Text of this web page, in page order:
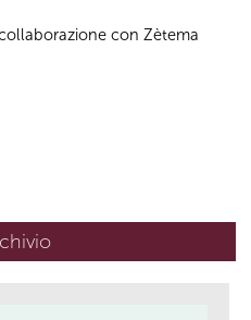
con Zètema